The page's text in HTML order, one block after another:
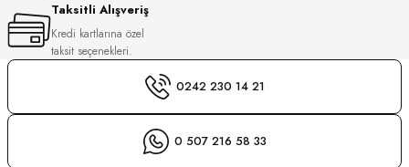
Taksitli Alışveriş
Kredi kartlarına özel
taksit seçenekleri.
0242 230 14 21
0 507 216 58 33